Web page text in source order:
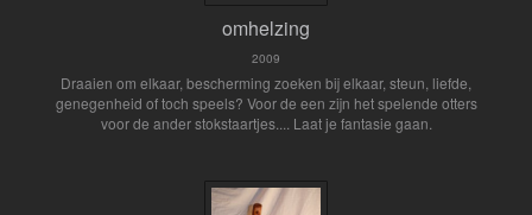
omhelzing
2009
Draaien om elkaar, bescherming zoeken bij elkaar, steun, liefde,
genegenheid of toch speels? Voor de een zijn het spelende otters
voor de ander stokstaartjes.... Laat je fantasie gaan.